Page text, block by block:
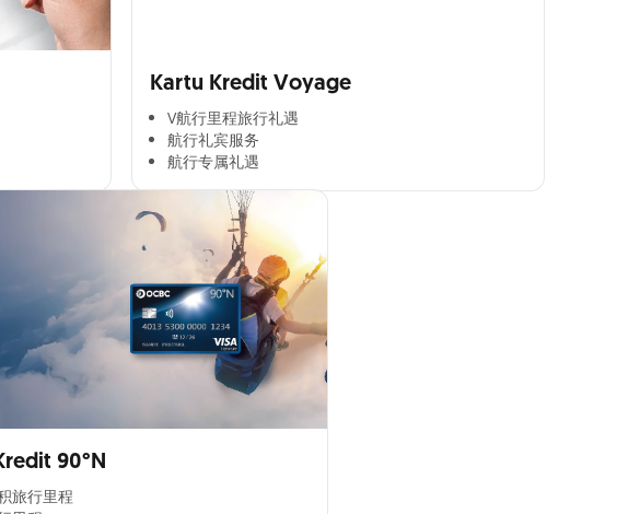
Kartu Kredit Voyage
V航行里程旅行礼遇
航行礼宾服务
航行专属礼遇
90°N
旅行里程​